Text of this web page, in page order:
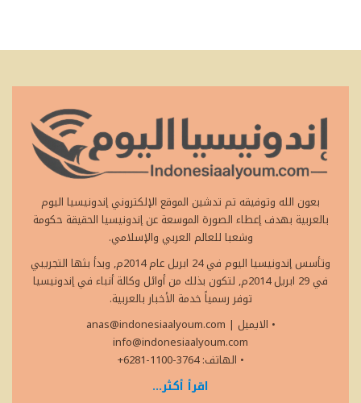
بعون الله وتوفيقه تم تدشين الموقع الإلكتروني إندونيسيا اليوم
بالعربية بهدف إعطاء الصورة الموسعة عن إندونيسيا الحقيقة حكومة
وشعبا للعالم العربي والإسلامي.
وتأسس إندونيسيا اليوم في 24 ابريل عام 2014م, وبدأ بثها التجريبي
في 29 ابريل 2014م, لتكون بذلك من أوائل وكالة أنباء في إندونيسيا
توفر رسمياً خدمة الأخبار بالعربية.
• الايميل
anas@indonesiaalyoum.com |
info@indonesiaalyoum.com
• الهاتف: 3764-1100-6281+
اقرأ أكثر...